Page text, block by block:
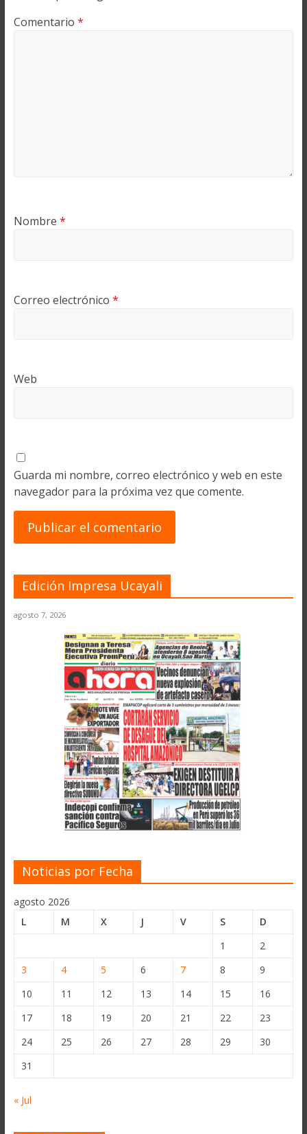
Comentario *
Nombre *
Correo electrónico *
Web
Guarda mi nombre, correo electrónico y web en este
navegador para la próxima vez que comente.
Edición Impresa Ucayali
agosto 7, 2026
Noticias por Fecha
agosto 2026
L
M X J V S
D
1
2
3
4 5 6 7 8
9
10
11 12 13 14 15
16
17
18 19 20 21 22
23
24
25 26 27 28 29
30
31
« Jul